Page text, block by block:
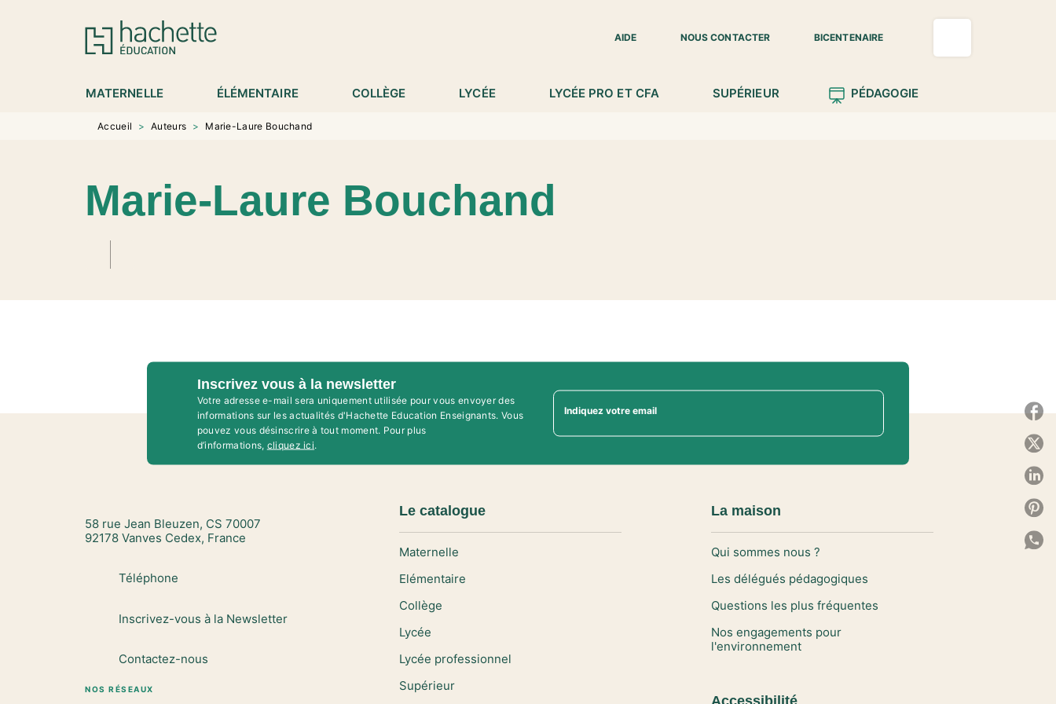
MENU RECHERCHE
AIDE
NOUS CONTACTER BICENTENAIRE
MATERNELLE ÉLÉMENTAIRE COLLÈGE LYCÉE LYCÉE PRO ET CFA SUPÉRIEUR PÉDAGOGIE
Accueil > Auteurs > Marie-Laure Bouchand
Marie-Laure Bouchand
Inscrivez vous à la newsletter
Votre adresse e-mail sera uniquement utilisée pour vous envoyer des
informations sur les actualités d'Hachette Education Enseignants. Vous
pouvez vous désinscrire à tout moment. Pour plus
d’informations, cliquez ici.
Indiquez votre email
58 rue Jean Bleuzen, CS 70007
92178 Vanves Cedex, France
Téléphone
Inscrivez-vous à la Newsletter
Contactez-nous
NOS RÉSEAUX
Le catalogue
Maternelle
Elémentaire
Collège
Lycée
Lycée professionnel
Supérieur
La maison
Qui sommes nous ?
Les délégués pédagogiques
Questions les plus fréquentes
Nos engagements pour
l'environnement
Accessibilité